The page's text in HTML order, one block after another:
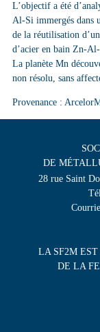
L’objectif a été
Al-Si immergés dans
de la réutilisation
d’acier en bain Zn-
La planète Mn
non résolu, sans
Provenance :
DE
28 rue Saint
LA SF2M
DE LA